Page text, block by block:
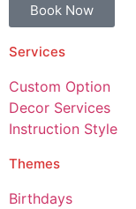
Book Now
Services
Custom Option
Decor Services
Instruction Style
Themes
Birthdays